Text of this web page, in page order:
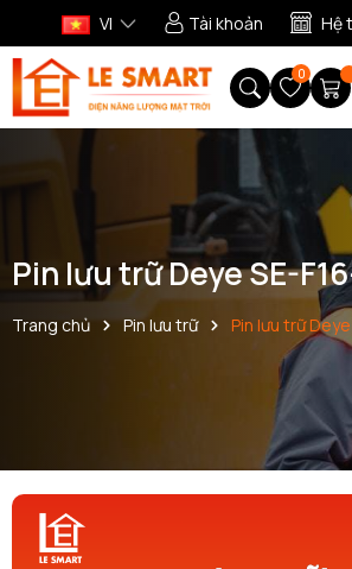
VI Tài khoản Hệ
0
Pin lưu trữ Deye SE-
Trang chủ Pin lưu trữ Pin lưu trữ